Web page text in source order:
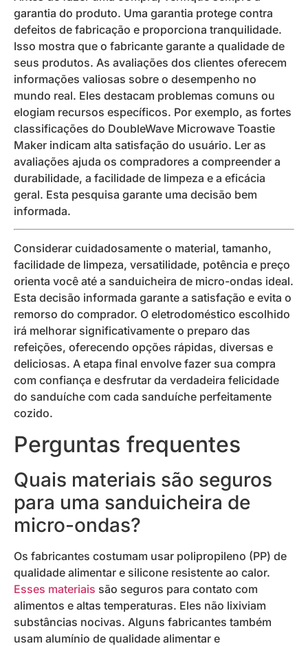
garantia do produto. Uma garantia protege contra
defeitos de fabricação e proporciona tranquilidade.
Isso mostra que o fabricante garante a qualidade de
seus produtos. As avaliações dos clientes oferecem
informações valiosas sobre o desempenho no
mundo real. Eles destacam problemas comuns ou
elogiam recursos específicos. Por exemplo, as fortes
classificações do DoubleWave Microwave Toastie
Maker indicam alta satisfação do usuário. Ler as
avaliações ajuda os compradores a compreender a
durabilidade, a facilidade de limpeza e a eficácia
geral. Esta pesquisa garante uma decisão bem
informada.
Considerar cuidadosamente o material, tamanho,
facilidade de limpeza, versatilidade, potência e preço
orienta você até a sanduicheira de micro-ondas ideal.
Esta decisão informada garante a satisfação e evita o
remorso do comprador. O eletrodoméstico escolhido
irá melhorar significativamente o preparo das
refeições, oferecendo opções rápidas, diversas e
deliciosas. A etapa final envolve fazer sua compra
com confiança e desfrutar da verdadeira felicidade
do sanduíche com cada sanduíche perfeitamente
cozido.
Perguntas frequentes
Quais materiais são seguros
para uma sanduicheira de
micro-ondas?
Os fabricantes costumam usar polipropileno (PP) de
qualidade alimentar e silicone resistente ao calor.
Esses materiais são seguros para contato com
alimentos e altas temperaturas. Eles não lixiviam
substâncias nocivas. Alguns fabricantes também
usam alumínio de qualidade alimentar e